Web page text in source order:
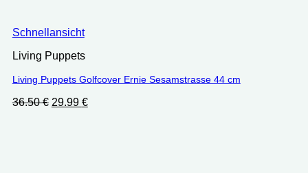
Schnellansicht
Living Puppets
Living Puppets Golfcover Ernie Sesamstrasse 44 cm
36.50€ Ursprünglicher
29.99 €Aktueller